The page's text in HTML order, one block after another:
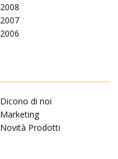
2008
2007
2006
Dicono di noi
Marketing
Novità Prodotti